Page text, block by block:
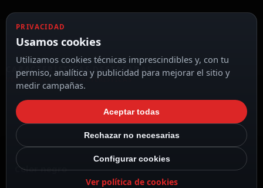
CARACTERÍSTICAS DESTACADAS
VER TODAS LAS CARACTERÍSTICAS
Ajax
Color negro
PRIVACIDAD
Usamos cookies
Utilizamos cookies técnicas imprescindibles y, con tu
permiso, analítica y publicidad para mejorar el sitio y
medir campañas.
Aceptar todas
Rechazar no necesarias
Configurar cookies
Ver política de cookies